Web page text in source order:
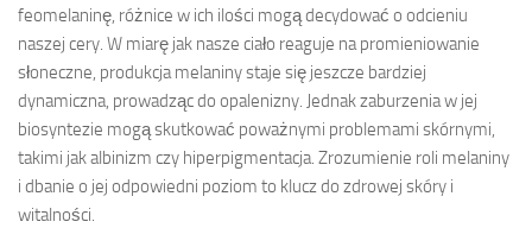
feomelaninę, różnice w ich ilości mogą decydować o odcieniu
naszej cery. W miarę jak nasze ciało reaguje na promieniowanie
słoneczne, produkcja melaniny staje się jeszcze bardziej
dynamiczna, prowadząc do opalenizny. Jednak zaburzenia w jej
biosyntezie mogą skutkować poważnymi problemami skórnymi,
takimi jak albinizm czy hiperpigmentacja. Zrozumienie roli melaniny
i dbanie o jej odpowiedni poziom to klucz do zdrowej skóry i
witalności.